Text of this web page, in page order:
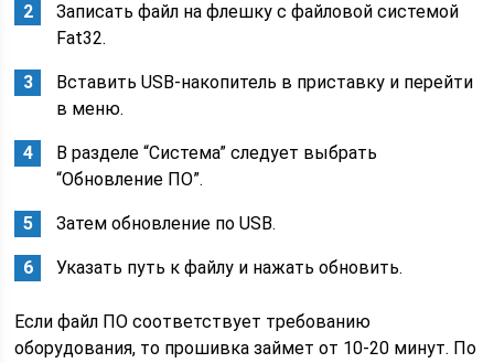
Записать файл на флешку с файловой системой
Fat32.
Вставить USB-накопитель в приставку и перейти
в меню.
В разделе “Система” следует выбрать
“Обновление ПО”.
Затем обновление по USB.
Указать путь к файлу и нажать обновить.
Если файл ПО соответствует требованию
оборудования, то прошивка займет от 10-20 минут. По